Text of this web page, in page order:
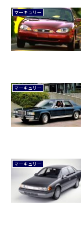
マーキュリー
マーキュリー
マーキュリー